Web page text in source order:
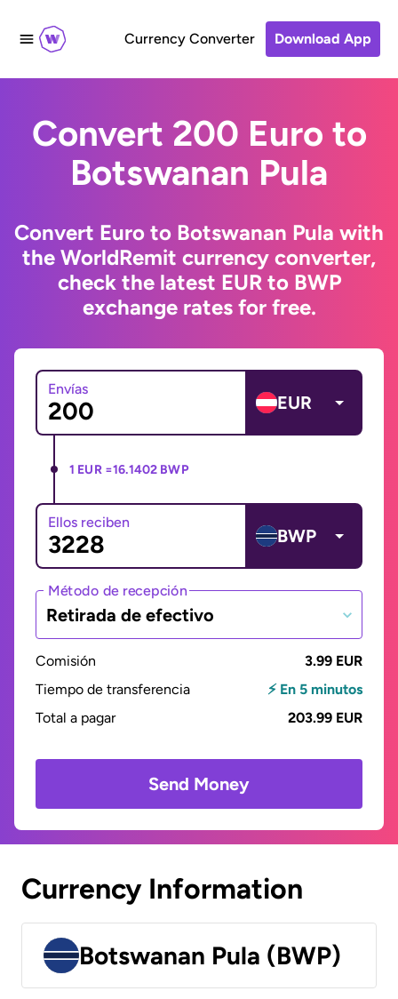
Currency Converter Download App
Convert 200 Euro to
Botswanan Pula
Convert Euro to Botswanan Pula with
the WorldRemit currency converter,
check the latest EUR to BWP
exchange rates for free.
Envías
EUR
1 EUR =16.1402 BWP
Ellos reciben
BWP
Método de recepción
Retirada de efectivo
Comisión
3.99 EUR
Tiempo de transferencia
⚡ En 5 minutos
Total a pagar
203.99 EUR
Send Money
Currency Information
Botswanan Pula (BWP)